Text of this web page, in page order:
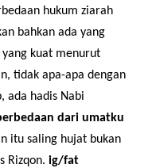
hukum ziarah
bahkan ada yang
kuat menurut
tidak apa-apa dengan
ada hadis Nabi
dari umatku
itu saling hujat bukan
Rizqon. ig/fat